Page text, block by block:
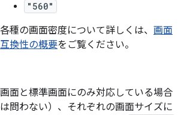
"560"
各種の画面密度について詳しくは、 画面
互換性の概要をご覧ください。
面と標準画面にのみ対応している場合
は問わない）、それぞれの画面サイズに